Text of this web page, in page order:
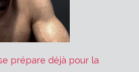
prépare déjà pour la